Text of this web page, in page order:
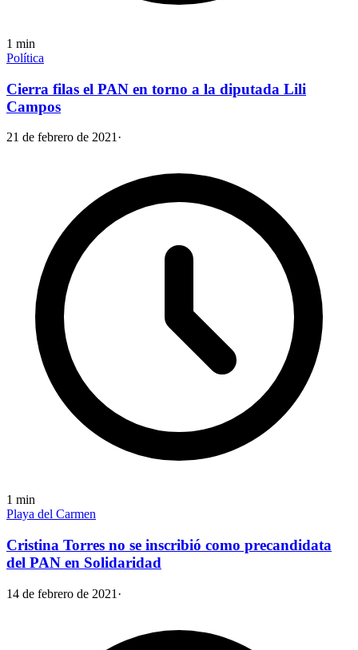
1 min
Política
Cierra filas el PAN en torno a la diputada Lili
Campos
21 de febrero de 2021 ·
1 min
Playa del Carmen
Cristina Torres no se inscribió como precandidata
del PAN en Solidaridad
14 de febrero de 2021 ·